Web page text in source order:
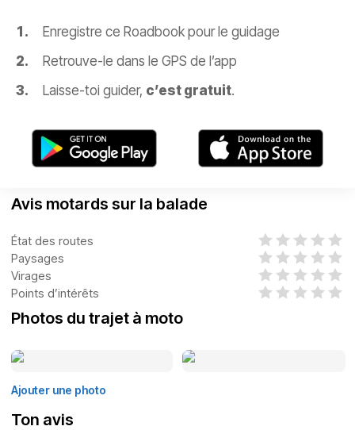
Enregistre ce Roadbook pour le guidage
Retrouve-le dans le GPS de l’app
Laisse-toi guider, c’est gratuit.
Avis motards sur la balade
État des routes
Paysages
Virages
Points d’intérêts
Photos du trajet à moto
Ajouter une photo
Ton avis